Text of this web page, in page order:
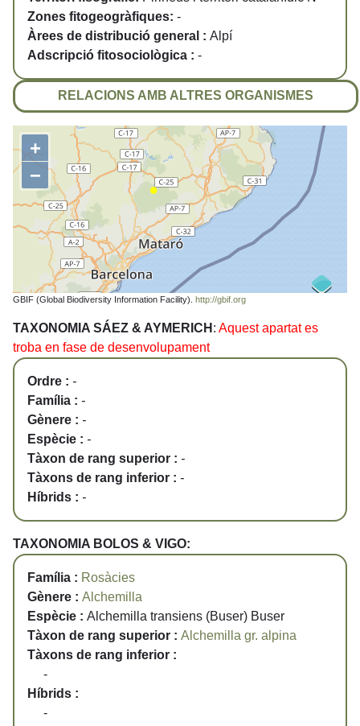
Zones fitogeogràfiques: -
Àrees de distribució general : Alpí
Adscripció fitosociològica : -
RELACIONS AMB ALTRES ORGANISMES
+
−
GBIF (Global Biodiversity Information Facility). http://gbif.org
TAXONOMIA SÁEZ & AYMERICH : Aquest apartat es
troba en fase de desenvolupament
Ordre : -
Família : -
Gènere : -
Espècie : -
Tàxon de rang superior : -
Tàxons de rang inferior : -
Híbrids : -
TAXONOMIA BOLOS & VIGO:
Família : Rosàcies
Gènere : Alchemilla
Espècie : Alchemilla transiens (Buser) Buser
Tàxon de rang superior : Alchemilla gr. alpina
Tàxons de rang inferior :
-
Híbrids :
-